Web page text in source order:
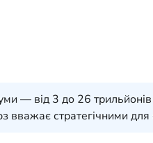
— від 3 до 26
стратегічними для